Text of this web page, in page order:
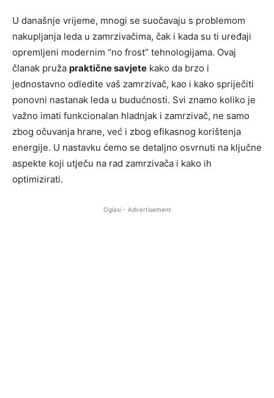
U današnje vrijeme, mnogi se suočavaju s problemom
nakupljanja leda u zamrzivačima, čak i kada su ti uređaji
opremljeni modernim “no frost” tehnologijama. Ovaj
članak pruža praktične savjete kako da brzo i
jednostavno odledite vaš zamrzivač, kao i kako spriječiti
ponovni nastanak leda u budućnosti. Svi znamo koliko je
važno imati funkcionalan hladnjak i zamrzivač, ne samo
zbog očuvanja hrane, već i zbog efikasnog korištenja
energije. U nastavku ćemo se detaljno osvrnuti na ključne
aspekte koji utječu na rad zamrzivača i kako ih
optimizirati.
Oglasi - Advertisement